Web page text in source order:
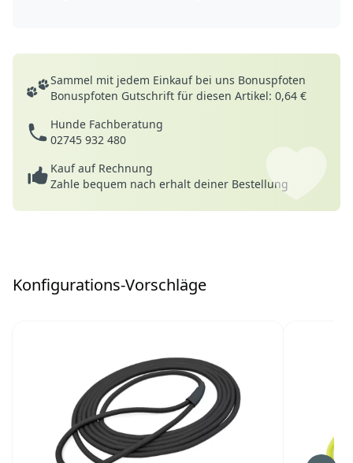
Deine Vorteile
Sammel mit jedem Einkauf bei uns Bonuspfoten
Bonuspfoten Gutschrift für diesen Artikel: 0,64 €
Hunde Fachberatung
02745 932 480
Kauf auf Rechnung
Zahle bequem nach erhalt deiner Bestellung
Konfigurations-Vorschläge